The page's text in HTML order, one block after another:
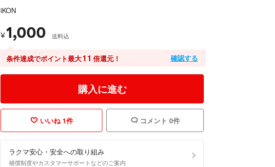
iKON
¥1,000 送料込
条件達成でポイント最大11 倍還元！ 確認する
購入に進む
いいね 1件 コメント 0件
ラクマ安心・安全への取り組み
補償制度やカスタマーサポートなどのご案内